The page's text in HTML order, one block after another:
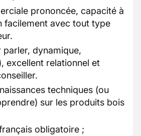
prononcée, capacité à
facilement avec tout type
parler, dynamique,
excellent relationnel et
techniques (ou
sur les produits bois
obligatoire ;